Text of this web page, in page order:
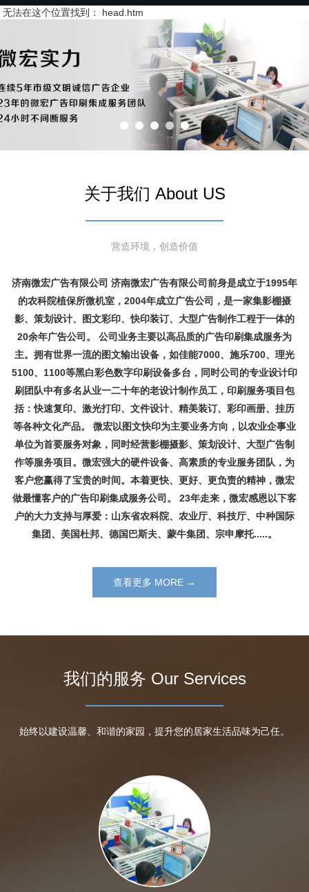
无法在这个位置找到： head.htm
关于我们 About US
营造环境，创造价值
济南微宏广告有限公司 济南微宏广告有限公司前身是成立于1995年
的农科院植保所微机室，2004年成立广告公司，是一家集影棚摄
影、策划设计、图文彩印、快印装订、大型广告制作工程于一体的
20余年广告公司。 公司业务主要以高品质的广告印刷集成服务为
主。拥有世界一流的图文输出设备，如佳能7000、施乐700、理光
5100、1100等黑白彩色数字印刷设备多台，同时公司的专业设计印
刷团队中有多名从业一二十年的老设计制作员工，印刷服务项目包
括：快速复印、激光打印、文件设计、精美装订、彩印画册、挂历
等各种文化产品。 微宏以图文快印为主要业务方向，以农业企事业
单位为首要服务对象，同时经营影棚摄影、策划设计、大型广告制
作等服务项目。微宏强大的硬件设备、高素质的专业服务团队，为
客户您赢得了宝贵的时间。本着更快、更好、更负责的精神，微宏
做最懂客户的广告印刷集成服务公司。 23年走来，微宏感恩以下客
户的大力支持与厚爱：山东省农科院、农业厅、科技厅、中种国际
集团、美国杜邦、德国巴斯夫、蒙牛集团、宗申摩托.....。
查看更多 MORE →
我们的服务 Our Services
始终以建设温馨、和谐的家园，提升您的居家生活品味为己任。